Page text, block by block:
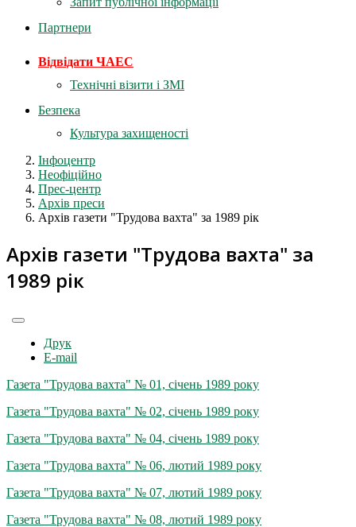
Партнери
Відвідати ЧАЕС
Технічні візити і ЗМІ
Безпека
Культура захищеності
Інфоцентр
Неофіційно
Прес-центр
Архів преси
Архів газети "Трудова вахта" за 1989 рік
Архів газети "Трудова вахта" за
1989 рік
Друк
E-mail
Газета "Трудова вахта" № 01, січень 1989 року
Газета "Трудова вахта" № 02, січень 1989 року
Газета "Трудова вахта" № 04, січень 1989 року
Газета "Трудова вахта" № 06, лютий 1989 року
Газета "Трудова вахта" № 07, лютий 1989 року
Газета "Трудова вахта" № 08, лютий 1989 року